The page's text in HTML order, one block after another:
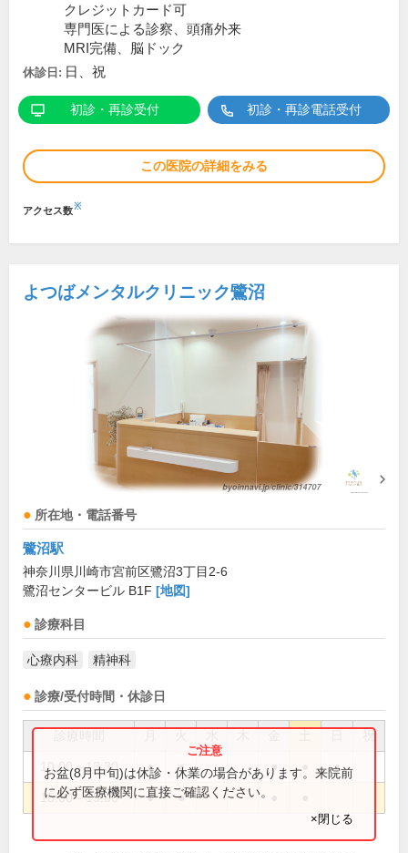
クレジットカード可
専門医による診察、頭痛外来
MRI完備、脳ドック
休診日: 日、祝
初診・再診受付 初診・再診電話受付
この医院の詳細をみる
アクセス数※
よつばメンタルクリニック鷺沼
所在地・電話番号
鷺沼駅
神奈川県川崎市宮前区鷺沼3丁目2-6
鷺沼センタービル B1F [地図]
診療科目
心療内科 精神科
診療/受付時間・休診日
祝
10:00～13:30 ● ● ● ●
15:00～19:00 ● ●
お盆(8月中旬)は休診・休業の場合があります。来院前
に必ず医療機関に直接ご確認ください。
×閉じる